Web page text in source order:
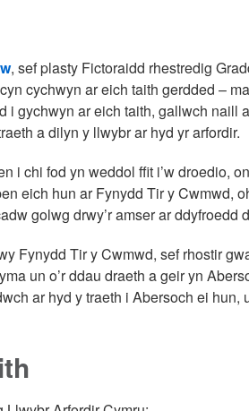
, sef plasty Fictoraidd rhestredig
cychwyn ar eich taith gerdded –
i gychwyn ar eich taith, gallwch naill
a dilyn y llwybr ar hyd yr arfordir.
i chi fod yn weddol ffit i’w droedio,
eich hun ar Fynydd Tir y Cwmwd,
golwg drwy’r amser ar
Fynydd Tir y Cwmwd, sef rhostir
un o’r ddau draeth a geir yn
ar hyd y traeth i Abersoch ei hun,